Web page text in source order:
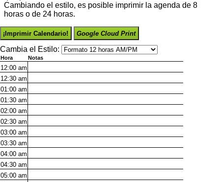
Cambiando el estilo, es posible imprimir la agenda de 8
horas o de 24 horas.
¡Imprimir Calendario! Google Cloud Print
Cambia el Estilo:
Hora Notas
12:00 am
12:30 am
01:00 am
01:30 am
02:00 am
02:30 am
03:00 am
03:30 am
04:00 am
04:30 am
05:00 am